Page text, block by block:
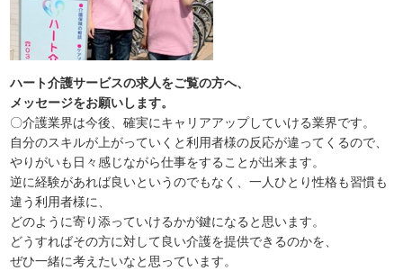
ハート介護サービスの求人をご覧の方へ、
メッセージをお願いします。
〇介護業界は今後、確実にキャリアアップしていける業界です。
自分のスキルが上がっていくと利用者様の反応が違ってくるので、
やりがいも日々感じながら仕事をすることが出来ます。
逆に経験があれば良いというのでもなく、一人ひとり性格も習慣も
違う利用者様に、
どのように寄り添っていけるかが鍵になると思います。
どうすればその方に対して良い介護を提供できるのかを、
ぜひ一緒に考えたいなと思っています。